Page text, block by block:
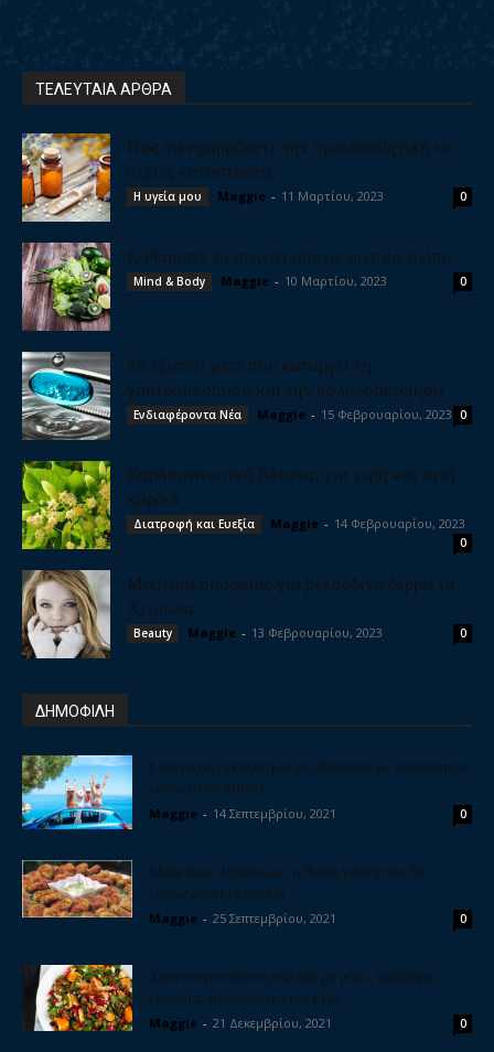
ΤΕΛΕΥΤΑΙΑ ΑΡΘΡΑ
Πως να εφαρμόσετε την ομοιοπαθητική σε
οξείες καταστάσεις
Η υγεία μου Maggie - 11 Μαρτίου, 2023 0
Καθαρίστε το συκώτι σας με φυσικό τρόπο
Mind & Body Maggie - 10 Μαρτίου, 2023 0
Το έξυπνο χάπι που καταργεί τη
γαστροσκόπηση και την κολονοσκόπηση
Ενδιαφέροντα Νέα Maggie - 15 Φεβρουαρίου, 2023 0
Καρδιοτονωτικά βότανα, για γερή και υγιή
καρδιά
Διατροφή και Ευεξία Maggie - 14 Φεβρουαρίου, 2023
0
Μυστικά ομορφιάς για βελούδινο δέρμα το
Χειμώνα
Beauty Maggie - 13 Φεβρουαρίου, 2023 0
ΔΗΜΟΦΙΛΗ
5 υπέροχοι προορισμοί για διακοπές με αυτοκίνητο
κοντά στην Αθήνα
Maggie - 14 Σεπτεμβρίου, 2021 0
Μπιφτέκια λαχανικών, η θεϊκή γεύση που θα
ξετρελλάνει τα παιδιά
Maggie - 25 Σεπτεμβρίου, 2021 0
Χριστουγεννιάτικη σαλάτα με ρόδι, γραβιέρα,
καρύδια, μπαλσάμικο και μέλι
Maggie - 21 Δεκεμβρίου, 2021 0